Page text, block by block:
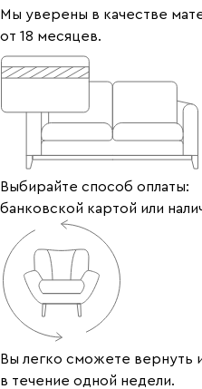
Мы уверены в качестве
от 18 месяцев.
Выбирайте способ оплаты:
банковской картой или
Вы легко сможете вернуть
в течение одной недели.